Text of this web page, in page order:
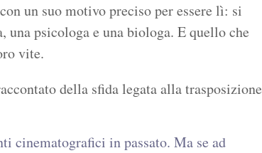
un suo motivo preciso per essere lì: si
psicologa e una biologa. E quello che
vite.
della sfida legata alla trasposizione
cinematografici in passato. Ma se ad